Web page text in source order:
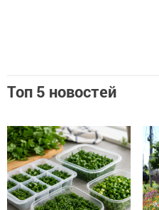
Топ 5 новостей